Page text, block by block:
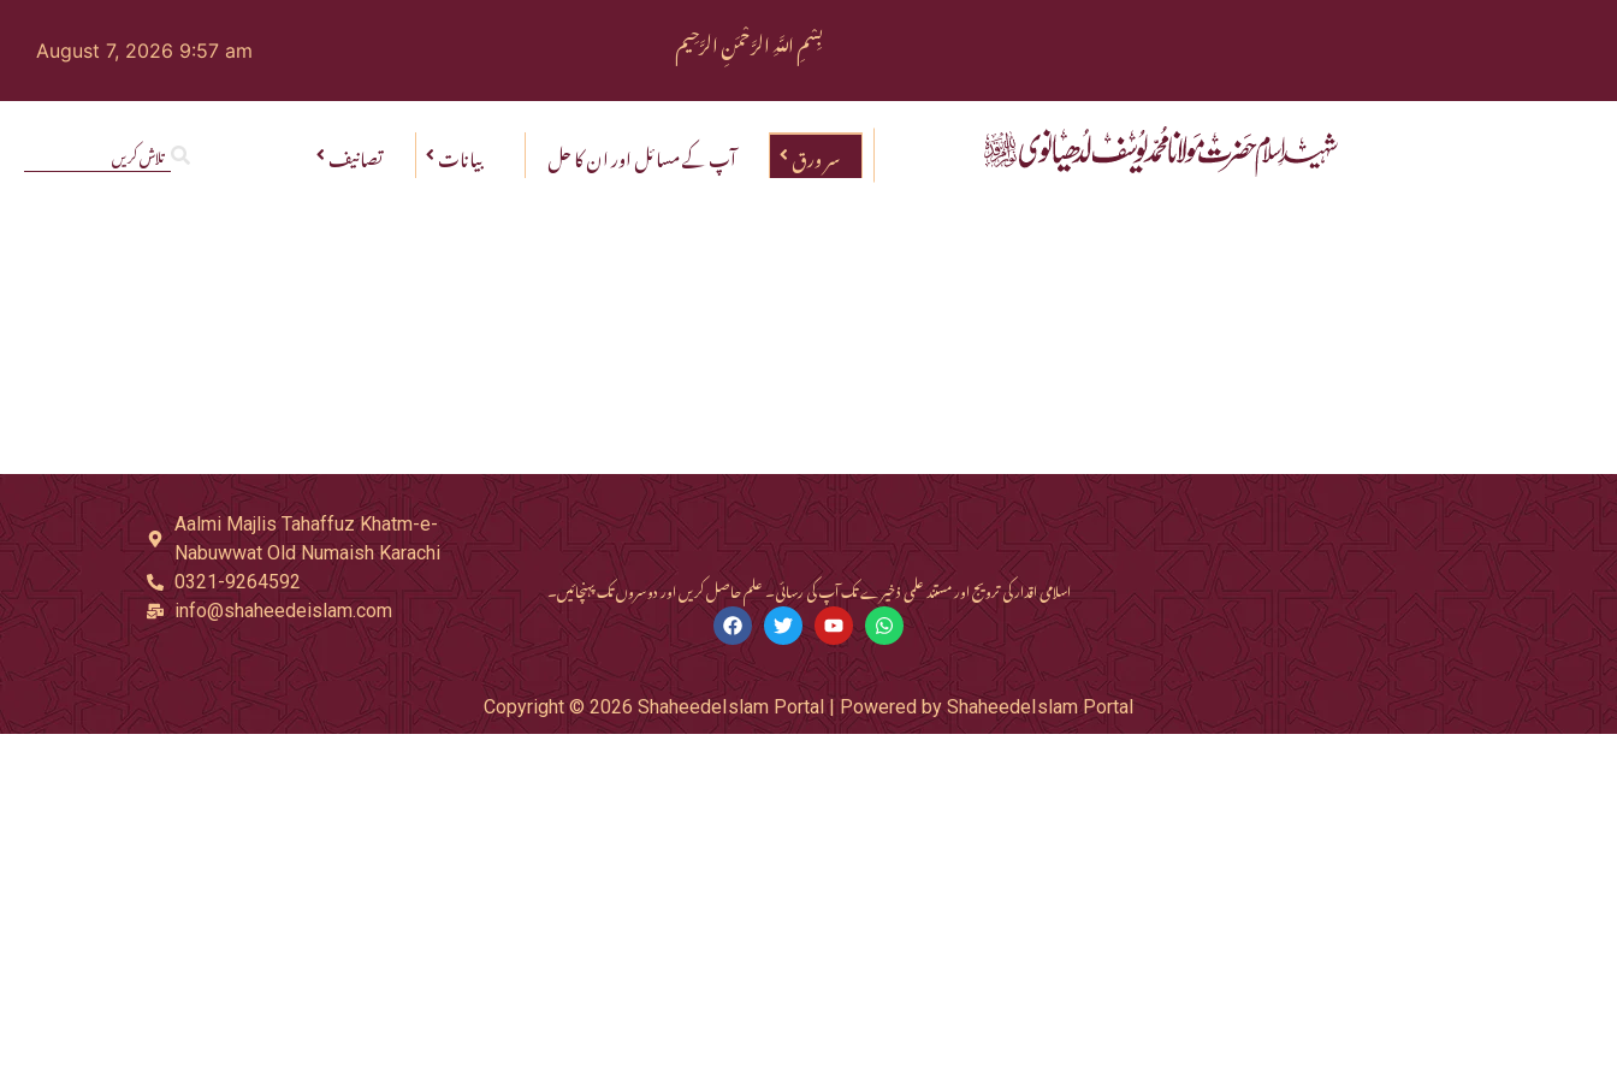
August 7, 2026 9:57 am بِسْمِ اللَّهِ الرَّحْمَنِ الرَّحِيم
سر ورق آپ کے مسائل اور ان کا حل بیانات تصانیف
Aalmi Majlis Tahaffuz Khatm-e-
Nabuwwat Old Numaish Karachi
0321-9264592
info@shaheedeislam.com
اسلامی اقدار کی ترویج اور مستند علمی ذخیرے تک آپ کی رسائی۔ علم حاصل کریں اور دوسروں تک پہنچائیں۔
Copyright © 2026 ShaheedeIslam Portal | Powered by ShaheedeIslam Portal